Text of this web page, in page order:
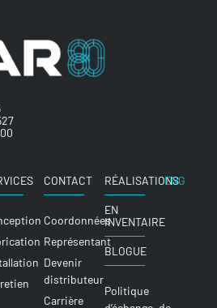
CONTACT
Coordonnées
Représentant
Devenir
distributeur
Carrière
RÉALISATIONS
EN
INVENTAIRE
BLOGUE
Politique
ENG